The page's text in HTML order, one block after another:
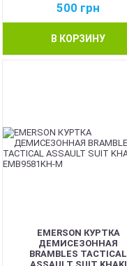
500 грн
В КОРЗИНУ
EMERSON КУРТКА
ДЕМИСЕЗОННАЯ
BRAMBLES TACTICAL
ASSAULT SUIT KHAKI